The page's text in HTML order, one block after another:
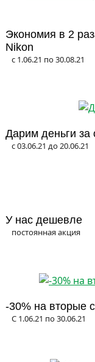
Экономия в 2
Nikon
с 1.06.21 по 30.08.21
Дарим деньги за
с 03.06.21 до 20.06.21
У нас дешевле
постоянная акция
-30% на вторые
С 1.06.21 по 30.06.21